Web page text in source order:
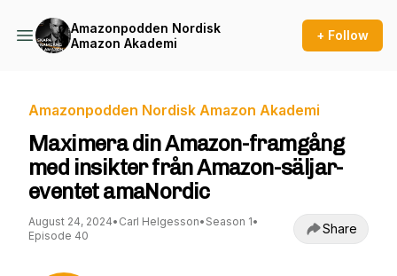
Amazonpodden Nordisk
Amazon Akademi
+ Follow
Amazonpodden Nordisk Amazon Akademi
Maximera din Amazon-framgång
med insikter från Amazon-säljar-
eventet amaNordic
August 24, 2024• Carl Helgesson• Season 1•
Episode 40
Share